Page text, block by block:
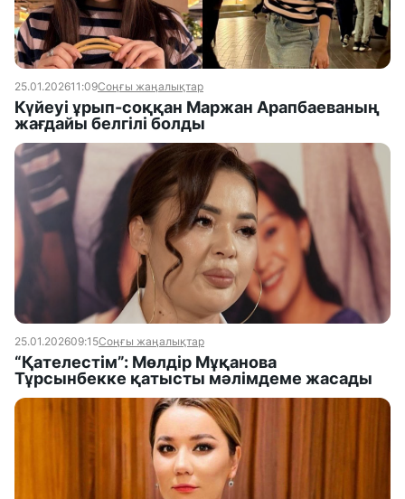
25.01.202611:09Соңғы жаңалықтар
Күйеуі ұрып-соққан Маржан Арапбаеваның
жағдайы белгілі болды
25.01.202609:15Соңғы жаңалықтар
“Қателестім”: Мөлдір Мұқанова
Тұрсынбекке қатысты мәлімдеме жасады